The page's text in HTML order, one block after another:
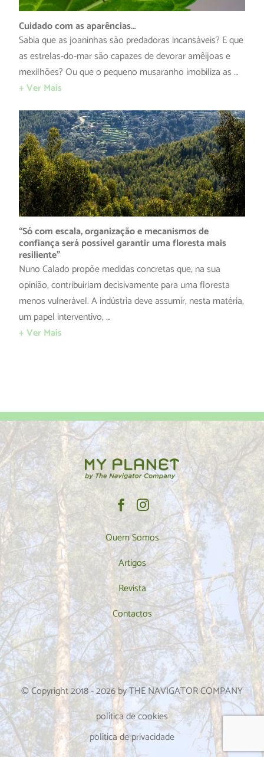
Cuidado com as aparências…
Sabia que as joaninhas são predadoras incansáveis? E que
as estrelas-do-mar são capazes de devorar amêijoas e
mexilhões? Ou que o pequeno musaranho imobiliza as …
+ Ver Mais
“Só com escala, organização e mecanismos de
confiança será possível garantir uma floresta mais
resiliente”
Nuno Calado propõe medidas concretas que, na sua
opinião, contribuiriam decisivamente para uma floresta
menos vulnerável. A indústria deve assumir, nesta matéria,
um papel interventivo, …
+ Ver Mais
Quem Somos
Artigos
Revista
Contactos
© Copyright 2018 -2026by THE NAVIGATOR COMPANY
política de cookies
política de privacidade